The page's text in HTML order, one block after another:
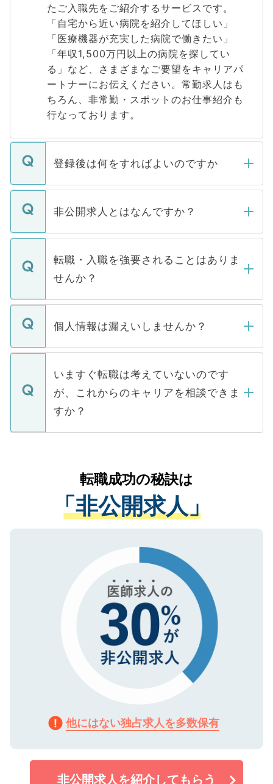
たご入職先をご紹介するサービスです。
「自宅から近い病院を紹介してほしい」
「医療機器が充実した病院で働きたい」
「年収1,500万円以上の病院を探してい
る」など、さまざまなご要望をキャリアパ
ートナーにお伝えください。常勤求人はも
ちろん、非常勤・スポットのお仕事紹介も
行なっております。
登録後は何をすればよいのですか
ご登録いただきましたら、弊社担当者がご
登録内容を確認し、その後メールもしくは
ます。通常、5営業日以内にはご連絡をせて
いただきますので、しばらくお待ちくださ
非公開求人とはなんですか？
マイナビDOCTORで取り扱っている求人の
うち約3割は、Webサイトからご覧いただ
けない「非公開求人」です。非公開求人は
下記の理由によって、一般には公開してい
ません。
■応募殺到を避けるため 人気のある医療機
関を公にしてしまうと、応募が殺到する場
に、医療機関が求める条件に合った人材の
みを人材紹介会社に依頼するケースが増え
ています。
転職・入職を強要されることはありま
せんか？
転職・入職を強要することは一切ありませ
ん。また、仮に応募先から内定をいただい
定を承諾する必要はありません。内定先へ
の辞退の連絡はキャリアパートナーが行い
個人情報は漏えいしませんか？
個人情報が漏えいすることはありませんの
で、ご安心ください。当サイトからの登録
などで収集したご登録者様の個人情報は、
ご本人のキャリアアップおよび転職活動の
支援を目的に使用いたします。お預かりし
ているすべての個人データはご本人の許可
は、個人情報の取り扱いについての厳密な
管理基準を満たした事業者のみに付与され
る、プライバシーマークを取得済みです。
で、機密保持に関してもご安心ください。
いますぐ転職は考えていないのです
が、これからのキャリアを相談できま
すか？
かがいして、現在の医療機関の状況や紹介
経験をまじえながら、適切なアドバイスを
させていただきます。すぐにご転職をされ
ない方には、長期的なサポートが可能です
ので、まずはご登録ください。
転職成功の秘訣は
「非公開求人」
他にはない独占求人を多数保有
非公開求人を紹介してもらう